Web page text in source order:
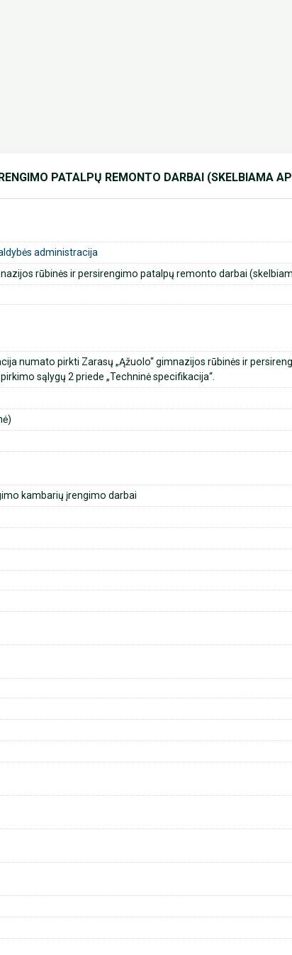
PATALPŲ REMONTO DARBAI (SKELBIAMA
administracija
rūbinės ir persirengimo patalpų remonto darbai
numato pirkti Zarasų „Ąžuolo“ gimnazijos rūbinės ir
sąlygų 2 priede „Techninė specifikacija“.
kambarių įrengimo darbai